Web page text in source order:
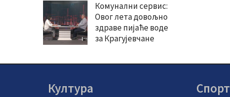
Комунални сервис:
Овог лета довољно
здраве пијаће воде
за Крагујевчане
Култура Спорт